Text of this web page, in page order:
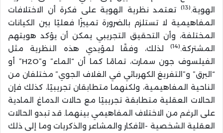
الهوية.(13)
تعتمد نظرية الهوية على فكرة أن الاختلافات
المفاهيمية لا تستلزم بالضرورة تمييزًا فعليًا بين الكيانات
المختلفة، وأن التحقيق التجريبي يمكن أن يؤكد هويتهم
المشتركة.(14)
لذلك، وفقًا لمؤيدي هذه النظرية مثل
الفيلسوف جون سمارت، تمامًا كما أن “الماء” و”H2O” أو
“البرق” و”التفريغ الكهربائي في الغلاف الجوي” مختلفان من
الناحية المفاهيمية، ولكنهما متطابقان تجريبيًا، كذلك فإن
الحالات العقلية متطابقة تجريبيًا مع حالات الدماغ المادية
على الرغم من الاختلاف المفاهيمي بينهما. قد تبدو الحالات
العقلية الشخصية -الأفكار والمشاعر والذكريات وما إلى ذلك